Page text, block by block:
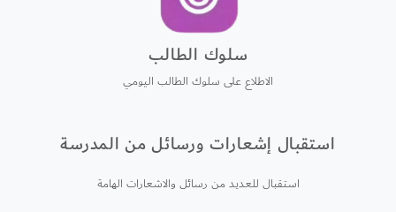
سلوك الطالب
الاطلاع على سلوك الطالب اليومي
استقبال إشعارات ورسائل من المدرسة
استقبال للعديد من رسائل والاشعارات الهامة